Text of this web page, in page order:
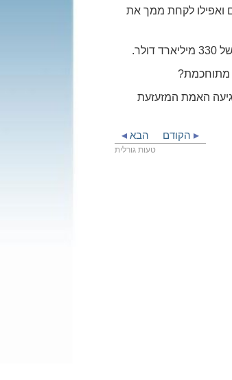
ואפילו לקחת ממך את
האמת המזעזעת
הבא
הקודם
טעות גורלית